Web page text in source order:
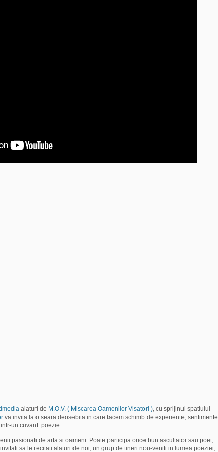
alaturi de M.O.V. ( Miscarea Oamenilor Visatori ) , cu sprijinul spatiului
va invita la o seara deosebita in care facem schimb de experiente, sentimente,
un cuvant: poezie.
pasionati de arta si oameni. Poate participa orice bun ascultator sau poet,
sa le recitati alaturi de noi, un grup de tineri nou-veniti in lumea poeziei,